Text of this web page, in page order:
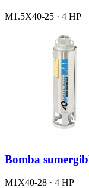
M1.5X40-25 · 4 HP
Bomba
M1X40-28 · 4 HP